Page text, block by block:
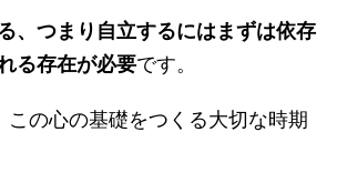
、つまり自立するにはまずは依存
る存在が必要です。
この心の基礎をつくる大切な時期